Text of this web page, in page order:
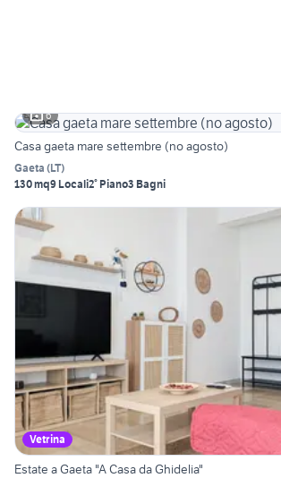
6
Casa gaeta mare settembre (no agosto)
Gaeta (LT)
130 mq9 Locali2° Piano3 Bagni
Vetrina
Estate a Gaeta "A Casa da Ghidelia"